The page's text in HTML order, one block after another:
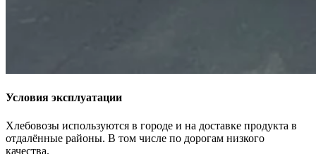
Условия эксплуатации
Хлебовозы используются в городе и на доставке продукта в
отдалённые районы. В том числе по дорогам низкого
качества.